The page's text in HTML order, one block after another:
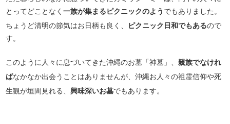
とってどことなく一族が集まるピクニックのよう でもありました。
ちょうど清明の節気はお日柄も良く、
ピクニック日和でもあるので
す。
このように人々に息づいてきた沖縄のお墓「神墓」、親族でなけれ
ばなかなか出会うことはありませんが、沖縄お人々の祖霊信仰や死
生観が垣間見れる、興味深いお墓でもあります。